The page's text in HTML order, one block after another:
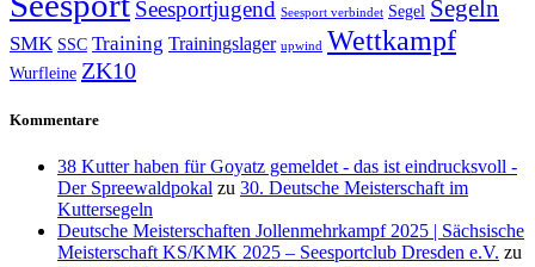
Seesportjugend Seesport verbindet Segel Segeln
SMK SSC Training Trainingslager upwind Wettkampf
Wurfleine ZK10
Kommentare
38 Kutter haben für Goyatz gemeldet - das ist eindrucksvoll -
Der Spreewaldpokal zu 30. Deutsche Meisterschaft im
Kuttersegeln
Deutsche Meisterschaften Jollenmehrkampf 2025 | Sächsische
Meisterschaft KS/KMK 2025 – Seesportclub Dresden e.V. zu